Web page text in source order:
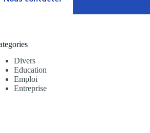
Divers
Education
Emploi
Entreprise